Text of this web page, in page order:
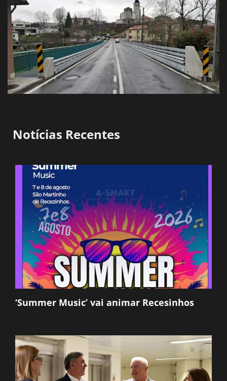
Notícias Recentes
‘Summer Music’ vai animar Recesinhos